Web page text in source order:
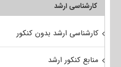
کارشناسی ارشد
کارشناسی ارشد بدون کنکور
منابع کنکور ارشد